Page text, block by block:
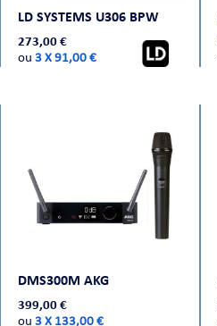
LD SYSTEMS U306 BPW
273,00 €
ou 3 X 91,00 €
DMS300M AKG
399,00 €
ou 3 X 133,00 €